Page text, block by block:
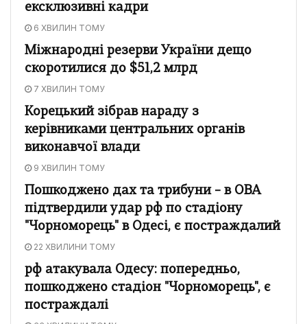
ексклюзивні кадри
6 ХВИЛИН ТОМУ
Міжнародні резерви України дещо
скоротилися до $51,2 млрд
7 ХВИЛИН ТОМУ
Корецький зібрав нараду з
керівниками центральних органів
виконавчої влади
9 ХВИЛИН ТОМУ
Пошкоджено дах та трибуни – в ОВА
підтвердили удар рф по стадіону
"Чорноморець" в Одесі, є постраждалий
22 ХВИЛИНИ ТОМУ
рф атакувала Одесу: попередньо,
пошкоджено стадіон "Чорноморець", є
постраждалі